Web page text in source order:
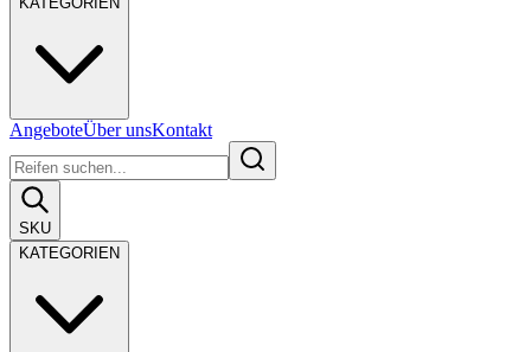
AngeboteÜber unsKontakt
SKU
KATEGORIEN